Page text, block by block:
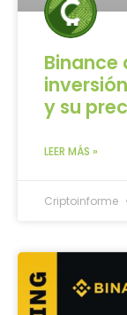
y su
LEER MÁS »
Criptoinforme